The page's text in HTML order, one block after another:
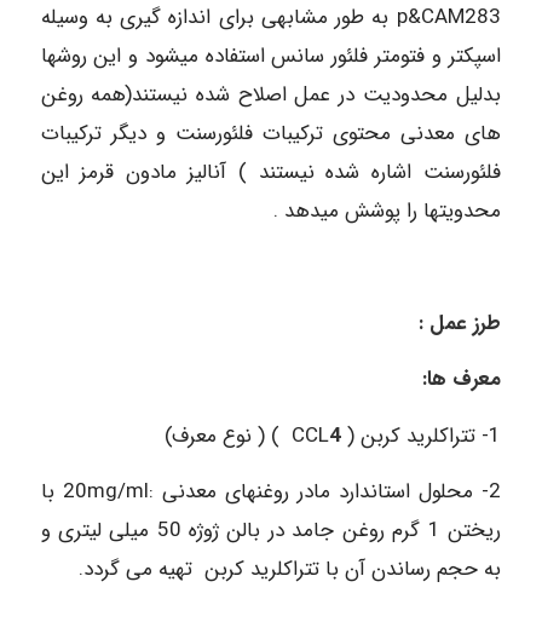
p&CAM283 به طور مشابهی برای اندازه گیری به وسیله
اسپکتر و فتومتر فلئور سانس استفاده میشود و این روشها
بدلیل محدودیت در عمل اصلاح شده نیستند(همه روغن
های معدنی محتوی ترکیبات فلئورسنت و دیگر ترکیبات
فلئورسنت اشاره شده نیستند ) آنالیز مادون قرمز این
محدویتها را پوشش میدهد .
طرز عمل :
معرف ها:
1- تتراکلرید کربن ( CCL
4
) ( نوع معرف)
2- محلول استاندارد مادر روغنهای معدنی :20mg/ml با
ریختن 1 گرم روغن جامد در بالن ژوژه 50 میلی لیتری و
به حجم رساندن آن با تتراکلرید کربن تهیه می گردد.